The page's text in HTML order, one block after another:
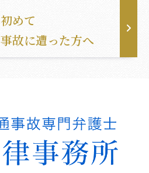
初めて
事故に遭った方へ